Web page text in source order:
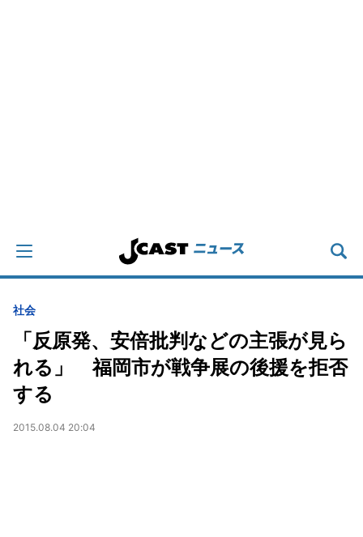
社会
「反原発、安倍批判などの主張が見ら
れる」 福岡市が戦争展の後援を拒否
する
2015.08.04 20:04